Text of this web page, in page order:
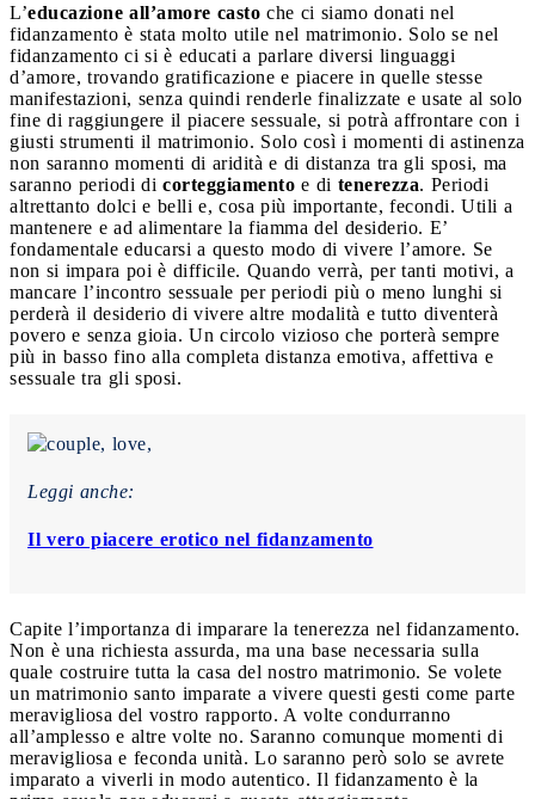
L’educazione all’amore casto che ci siamo donati nel
fidanzamento è stata molto utile nel matrimonio. Solo se nel
fidanzamento ci si è educati a parlare diversi linguaggi
d’amore, trovando gratificazione e piacere in quelle stesse
manifestazioni, senza quindi renderle finalizzate e usate al solo
fine di raggiungere il piacere sessuale, si potrà affrontare con i
giusti strumenti il matrimonio. Solo così i momenti di astinenza
non saranno momenti di aridità e di distanza tra gli sposi, ma
saranno periodi di corteggiamento e di tenerezza. Periodi
altrettanto dolci e belli e, cosa più importante, fecondi. Utili a
mantenere e ad alimentare la fiamma del desiderio. E’
fondamentale educarsi a questo modo di vivere l’amore. Se
non si impara poi è difficile. Quando verrà, per tanti motivi, a
mancare l’incontro sessuale per periodi più o meno lunghi si
perderà il desiderio di vivere altre modalità e tutto diventerà
povero e senza gioia. Un circolo vizioso che porterà sempre
più in basso fino alla completa distanza emotiva, affettiva e
sessuale tra gli sposi.
Leggi anche:
Il vero piacere erotico nel fidanzamento
Capite l’importanza di imparare la tenerezza nel fidanzamento.
Non è una richiesta assurda, ma una base necessaria sulla
quale costruire tutta la casa del nostro matrimonio. Se volete
un matrimonio santo imparate a vivere questi gesti come parte
meravigliosa del vostro rapporto. A volte condurranno
all’amplesso e altre volte no. Saranno comunque momenti di
meravigliosa e feconda unità. Lo saranno però solo se avrete
imparato a viverli in modo autentico. Il fidanzamento è la